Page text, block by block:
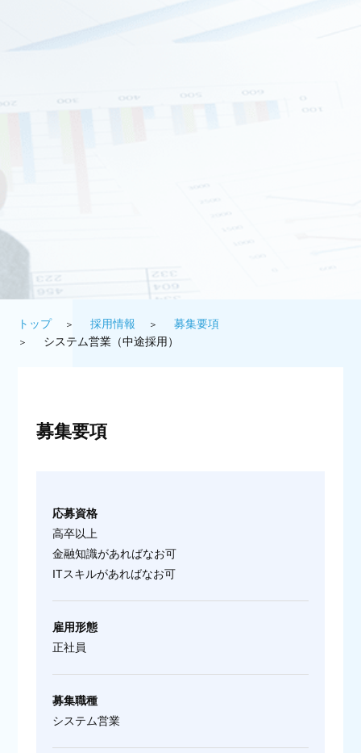
トップ 採用情報
募集要項
システム営業（中途採用）
募集要項
応募資格
高卒以上
金融知識があればなお可
ITスキルがあればなお可
雇用形態
正社員
募集職種
システム営業